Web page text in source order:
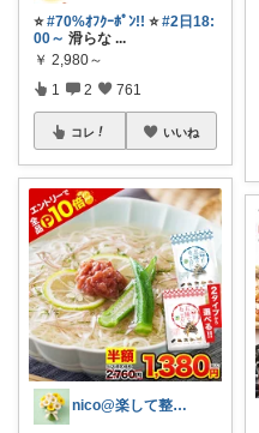
⭐#70%ｵﾌｸｰﾎﾟﾝ!! ⭐#2日18:
00～ 滑らな ...
￥ 2,980～
1 2 761
コレ いいね
nico@楽して整う暮らし